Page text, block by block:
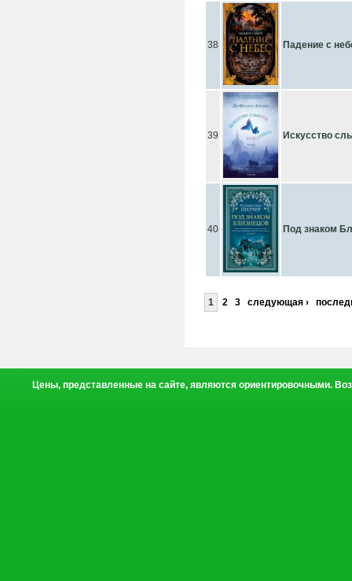
38 Падение с
39 Искусство
40 Под знаком
1 2 3 следующая ›
Цены, представленные на сайте, являются ориентировочными.